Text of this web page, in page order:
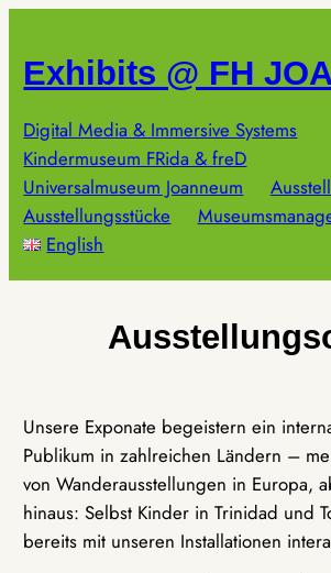
springen
Exhibits @ FH
Digital Media & Immersive Systems
Kindermuseum FRida & freD
Universalmuseum Joanneum
Ausstellungsstücke
English
Unsere Exponate begeistern ein
Publikum in zahlreichen Ländern –
von Wanderausstellungen in Europa,
hinaus: Selbst Kinder in Trinidad und
bereits mit unseren Installationen